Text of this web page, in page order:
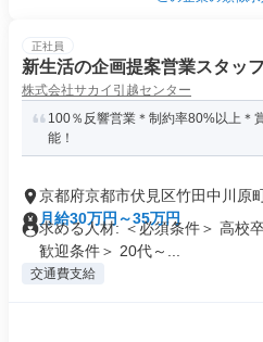
正社員
新生活の企画提案営業スタッフ
株式会社サカイ引越センター
100％反響営業＊制約率80%以上＊
能！
京都府京都市伏見区竹田中川原
月給30万円～35万円
求める人材: ＜必須条件＞ 高校
歓迎条件＞ 20代～...
交通費支給